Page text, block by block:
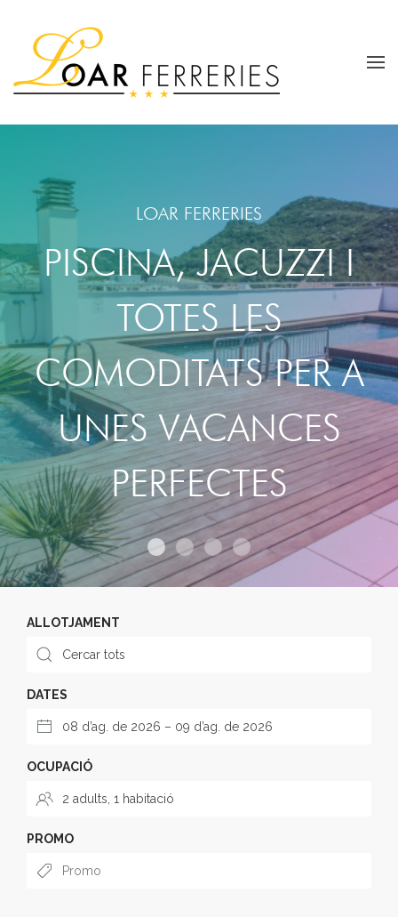
LOAR FERRERIES
PISCINA, JACUZZI I
TOTES LES
COMODITATSPER A
UNES VACANCES
PERFECTES
ALLOTJAMENT
DATES
OCUPACIÓ
PROMO